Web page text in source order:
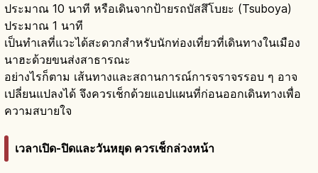
ประมาณ 10 นาที หรือเดินจากป้ายรถบัสสึโบยะ (Tsuboya)
ประมาณ 1 นาที
เป็นทำเลที่แวะได้สะดวกสำหรับนักท่องเที่ยวที่เดินทางในเมือง
นาฮะด้วยขนส่งสาธารณะ
อย่างไรก็ตาม เส้นทางและสถานการณ์การจราจรรอบ ๆ อาจ
เปลี่ยนแปลงได้ จึงควรเช็กด้วยแอปแผนที่ก่อนออกเดินทางเพื่อ
ความสบายใจ
เวลาเปิด-ปิดและวันหยุด ควรเช็กล่วงหน้า